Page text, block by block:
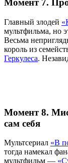
Момент 7.
Главный злодей
мультфильма, но
Весьма
король из
Геркулеса.
Момент 8.
сам себя
Мультсериал «В
тогда намекал
мультфильм —